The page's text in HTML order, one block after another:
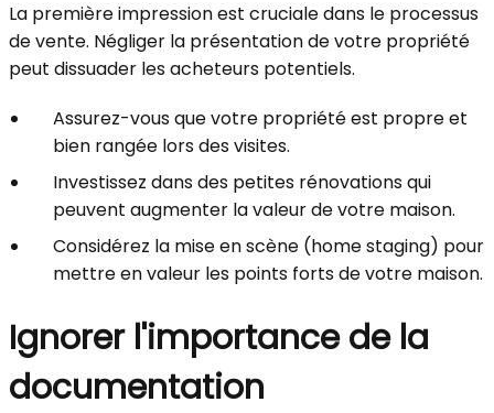
La première impression est cruciale dans le processus
de vente. Négliger la présentation de votre propriété
peut dissuader les acheteurs potentiels.
Assurez-vous que votre propriété est propre et
bien rangée lors des visites.
Investissez dans des petites rénovations qui
peuvent augmenter la valeur de votre maison.
Considérez la mise en scène (home staging) pour
mettre en valeur les points forts de votre maison.
Ignorer l'importance de la
documentation